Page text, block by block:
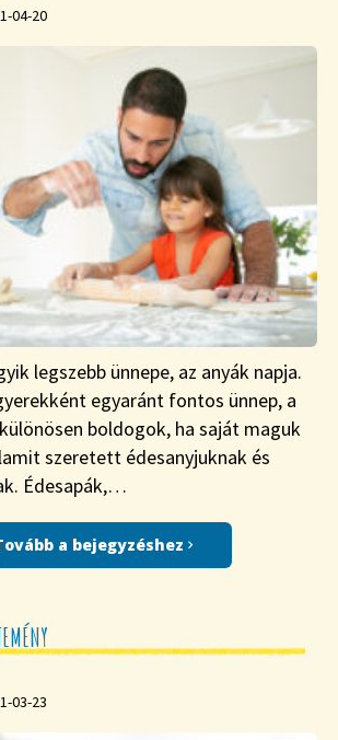
04-20
legszebb ünnepe, az anyák napja.
egyaránt fontos ünnep, a
boldogok, ha saját maguk
szeretett édesanyjuknak és
Édesapák,…
a bejegyzéshez
03-23